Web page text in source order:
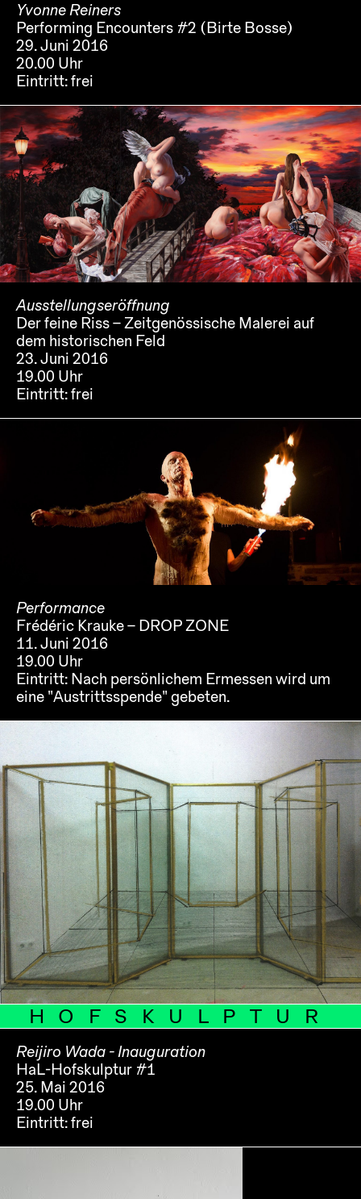
Yvonne Reiners
Performing Encounters #2 (Birte Bosse)
29. Juni 2016
20.00 Uhr
Eintritt:frei
Ausstellungseröffnung
Der feine Riss – Zeitgenössische Malerei auf
dem historischen Feld
23. Juni 2016
19.00 Uhr
Eintritt:frei
Performance
Frédéric Krauke – DROP ZONE
11. Juni 2016
19.00 Uhr
Eintritt: Nach persönlichem Ermessen wird um
eine "Austrittsspende" gebeten.
HOFSKULPTUR
Reijiro Wada - Inauguration
HaL-Hofskulptur #1
25. Mai 2016
19.00 Uhr
Eintritt:frei